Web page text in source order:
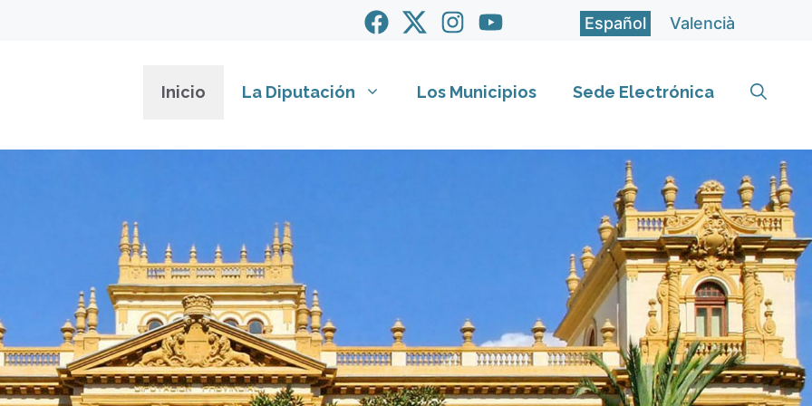
Español Valencià
Inicio La Diputación Los Municipios Sede Electrónica